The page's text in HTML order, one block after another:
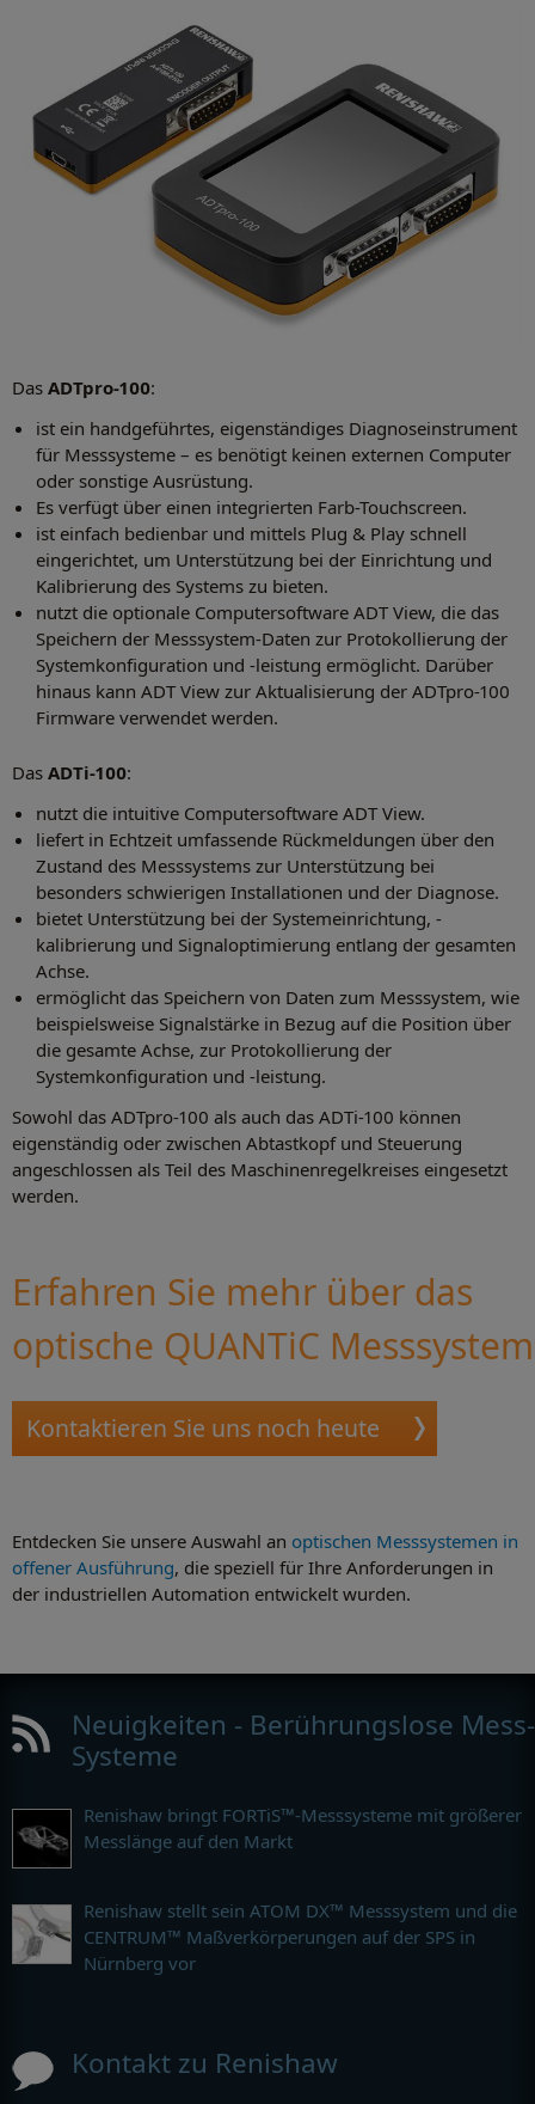
Das ADTpro-100:
ist ein handgeführtes, eigenständiges Diagnoseinstrument
für Messsysteme – es benötigt keinen externen Computer
oder sonstige Ausrüstung.
Es verfügt über einen integrierten Farb-Touchscreen.
ist einfach bedienbar und mittels Plug & Play schnell
eingerichtet, um Unterstützung bei der Einrichtung und
Kalibrierung des Systems zu bieten.
nutzt die optionale Computersoftware ADT View, die das
Speichern der Messsystem-Daten zur Protokollierung der
Systemkonfiguration und -leistung ermöglicht. Darüber
hinaus kann ADT View zur Aktualisierung der ADTpro-100
Firmware verwendet werden.
Das ADTi-100:
nutzt die intuitive Computersoftware ADT View.
liefert in Echtzeit umfassende Rückmeldungen über den
Zustand des Messsystems zur Unterstützung bei
besonders schwierigen Installationen und der Diagnose.
bietet Unterstützung bei der Systemeinrichtung, -
kalibrierung und Signaloptimierung entlang der gesamten
Achse.
ermöglicht das Speichern von Daten zum Messsystem, wie
beispielsweise Signalstärke in Bezug auf die Position über
die gesamte Achse, zur Protokollierung der
Systemkonfiguration und -leistung.
Sowohl das ADTpro-100 als auch das ADTi-100 können
eigenständig oder zwischen Abtastkopf und Steuerung
angeschlossen als Teil des Maschinenregelkreises eingesetzt
werden.
Erfahren Sie mehr über das
optische QUANTiC Messsystem
Kontaktieren Sie uns noch heute
Entdecken Sie unsere Auswahl an optischen Messsystemen in
offener Ausführung, die speziell für Ihre Anforderungen in
der industriellen Automation entwickelt wurden.
Neuigkeiten - Berührungslose Mess-
Systeme
Renishaw bringt FORTiS™-Messsysteme mit größerer
Messlänge auf den Markt
Renishaw stellt sein ATOM DX™ Messsystem und die
CENTRUM™ Maßverkörperungen auf der SPS in
Nürnberg vor
Kontakt zu Renishaw